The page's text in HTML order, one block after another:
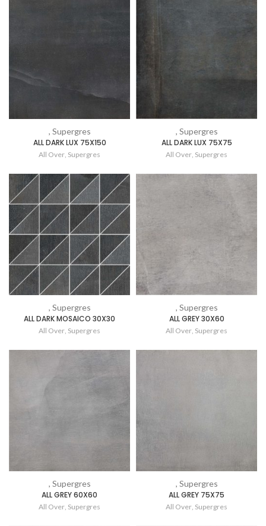
, Supergres
ALL DARK LUX 75X150
All Over, Supergres
, Supergres
ALL DARK LUX 75X75
All Over, Supergres
, Supergres
ALL DARK MOSAICO 30X30
All Over, Supergres
, Supergres
ALL GREY 30X60
All Over, Supergres
, Supergres
ALL GREY 60X60
All Over, Supergres
, Supergres
ALL GREY 75X75
All Over, Supergres